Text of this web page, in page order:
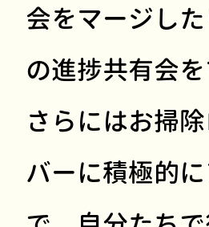
会をマージし
の進捗共有会
さらにはお掃
バーに積極的